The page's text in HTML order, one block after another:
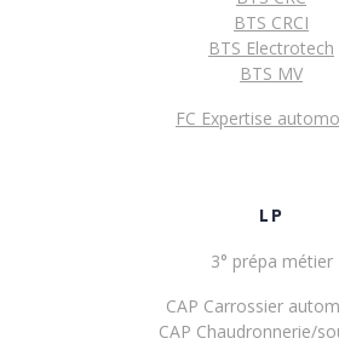
BTS CRCI
BTS Electrotech
BTS MV
FC Expertise
LP
3° prépa métier
CAP Carrossier
CAP Chaudronnerie/